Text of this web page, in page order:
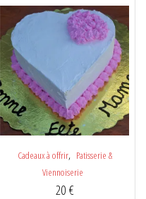
Cadeaux à offrir, Patisserie &
Viennoiserie
20€